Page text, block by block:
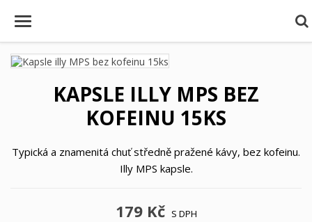
KAPSLE ILLY MPS BEZ
KOFEINU 15KS
Typická a znamenitá chuť středně pražené kávy, bez kofeinu.
Illy MPS kapsle.
179 Kč S DPH